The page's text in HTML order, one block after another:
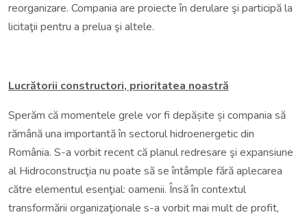
reorganizare. Compania are proiecte în derulare şi participă la
licitaţii pentru a prelua şi altele.
Lucrătorii constructori, prioritatea noastră
Sperăm că momentele grele vor fi depășite și compania să
rămână una importantă în sectorul hidroenergetic din
România. S-a vorbit recent că planul redresare şi expansiune
al Hidroconstrucţia nu poate să se întâmple fără aplecarea
către elementul esenţial: oamenii. Însă în contextul
transformării organizaţionale s-a vorbit mai mult de profit,